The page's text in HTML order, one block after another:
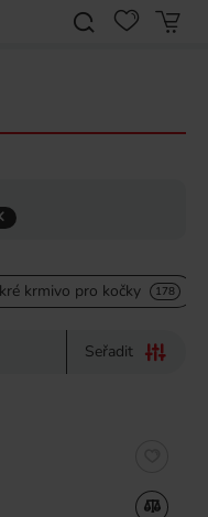
krmivo pro kočky 178
Seřadit